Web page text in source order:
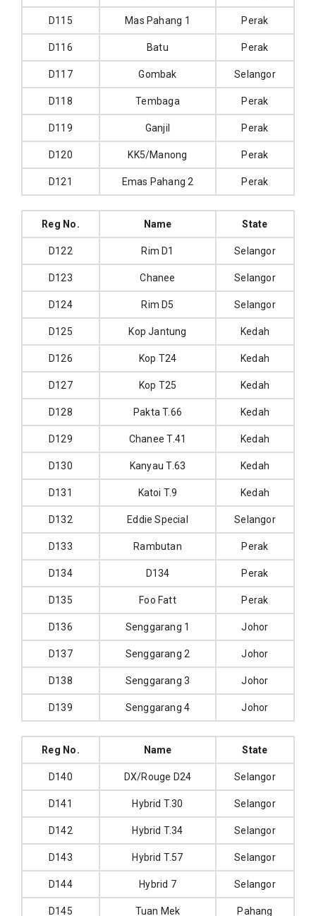
D115 Mas Pahang 1 Perak
D116 Batu Perak
D117 Gombak Selangor
D118 Tembaga Perak
D119 Ganjil Perak
D120 KK5/Manong Perak
D121 Emas Pahang 2 Perak
Reg No. Name State
D122 Rim D1 Selangor
D123 Chanee Selangor
D124 Rim D5 Selangor
D125 Kop Jantung Kedah
D126 Kop T24 Kedah
D127 Kop T25 Kedah
D128 Pakta T.66 Kedah
D129 Chanee T.41 Kedah
D130 Kanyau T.63 Kedah
D131 Katoi T.9 Kedah
D132 Eddie Special Selangor
D133 Rambutan Perak
D134 D134 Perak
D135 Foo Fatt Perak
D136 Senggarang 1 Johor
D137 Senggarang 2 Johor
D138 Senggarang 3 Johor
D139 Senggarang 4 Johor
Reg No. Name State
D140 DX/Rouge D24 Selangor
D141 Hybrid T.30 Selangor
D142 Hybrid T.34 Selangor
D143 Hybrid T.57 Selangor
D144 Hybrid 7 Selangor
D145 Tuan Mek Pahang